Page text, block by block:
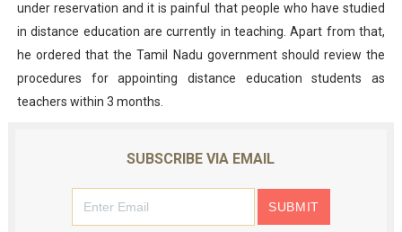
under reservation and it is painful that people who have studied
in distance education are currently in teaching. Apart from that,
he ordered that the Tamil Nadu government should review the
procedures for appointing distance education students as
teachers within 3 months.
SUBSCRIBE VIA EMAIL